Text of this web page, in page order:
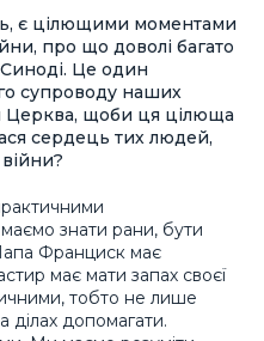
є цілющими моментами
про що доволі багато
Це один
супроводу наших
Церква, щоби ця цілюща
сердець тих людей,
знати рани, бути
Франциск має
має мати запах своєї
тобто не лише
ділах допомагати.